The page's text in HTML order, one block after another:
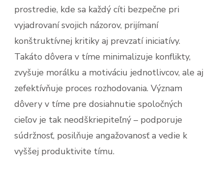
prostredie, kde sa každý cíti bezpečne pri
vyjadrovaní svojich názorov, prijímaní
konštruktívnej kritiky aj prevzatí iniciatívy.
Takáto dôvera v tíme minimalizuje konflikty,
zvyšuje morálku a motiváciu jednotlivcov, ale aj
zefektívňuje proces rozhodovania. Význam
dôvery v tíme pre dosiahnutie spoločných
cieľov je tak neodškriepiteľný – podporuje
súdržnosť, posilňuje angažovanosť a vedie k
vyššej produktivite tímu.